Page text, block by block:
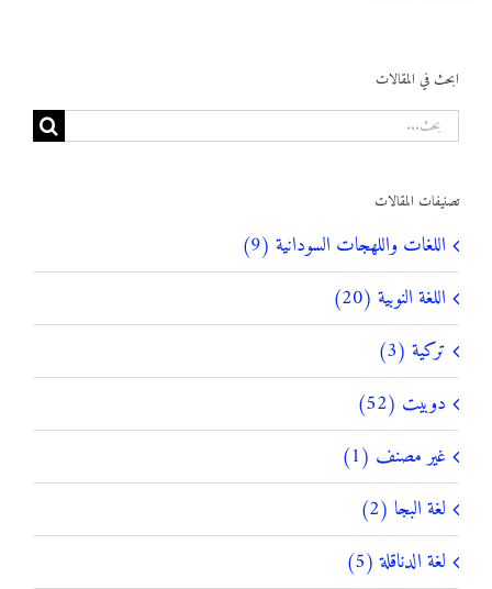
ابحث في المقالات
البحث
عن:
تصنيفات المقالات
اللغات واللهجات السودانية (9)
اللغة النوبية (20)
تركية (3)
دوبيت (52)
غير مصنف (1)
لغة البجا (2)
لغة الدناقلة (5)